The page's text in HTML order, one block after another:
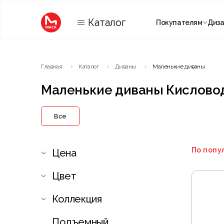
Каталог Покупателям
Главная Каталог Диваны Маленькие диваны
Маленькие диваны
Все
Цена
Цвет
Коллекция
По